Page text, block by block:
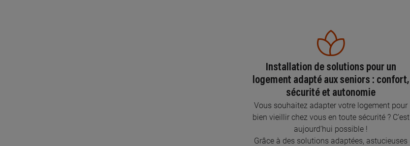
Installation de solutions pour un
logement adapté aux seniors : confort,
sécurité et autonomie
Vous souhaitez adapter votre logement pour
bien vieillir chez vous en toute sécurité ? C’est
aujourd’hui possible !
Grâce à des solutions adaptées, astucieuses